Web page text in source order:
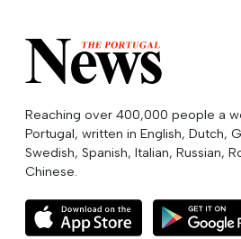
Reaching over 400,000 people a
Portugal, written in English, Dutch,
Swedish, Spanish, Italian, Russian,
Chinese.